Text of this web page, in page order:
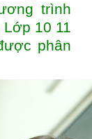
trình
10 11
phân